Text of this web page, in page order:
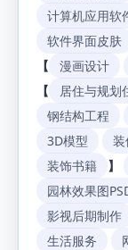
计算机应用软
软件界面皮肤
【
漫画设计
【
居住与规划
钢结构工程
3D模型
装饰书籍
】
园林效果图
影视后期制作
生活服务